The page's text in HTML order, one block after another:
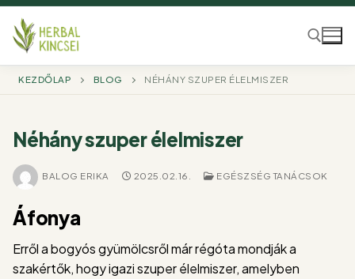
Ugrás
tartalomra
KEZDŐLAP BLOG NÉHÁNY SZUPER ÉLELMISZER
Néhány szuper élelmiszer
BALOG ERIKA 2025.02.16. EGÉSZSÉG TANÁCSOK
Áfonya
Erről a bogyós gyümölcsről már régóta mondják a
szakértők, hogy igazi szuper élelmiszer, amelyben